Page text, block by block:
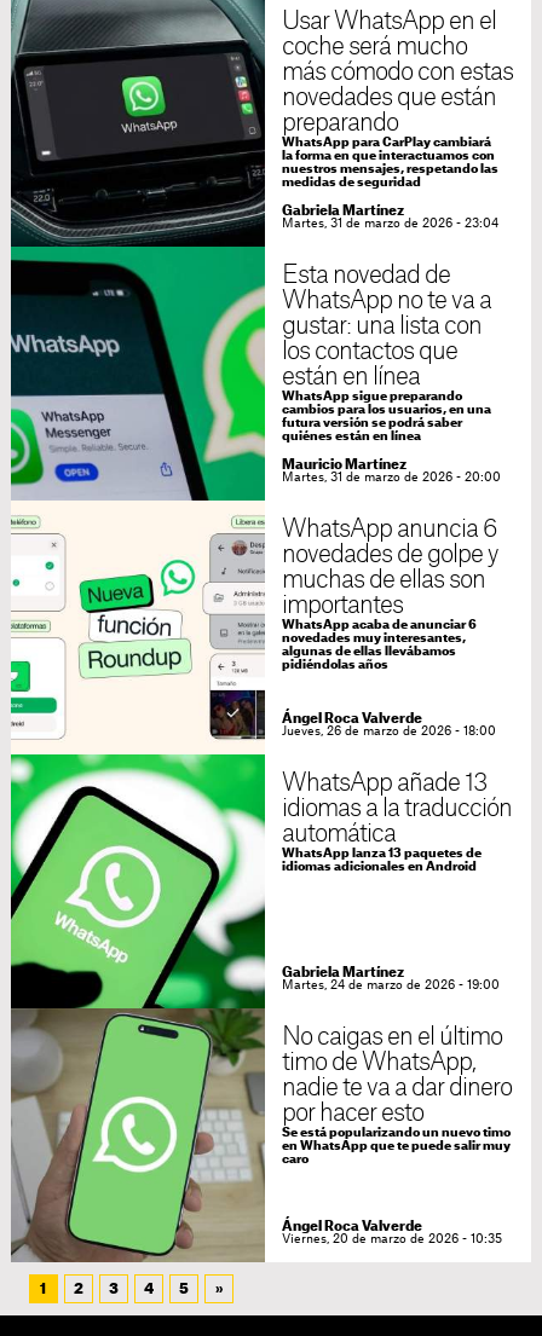
Usar WhatsApp en el
coche será mucho
más cómodo con estas
novedades que están
preparando
WhatsApp para CarPlay cambiará
la forma en que interactuamos con
nuestros mensajes, respetando las
medidas de seguridad
Gabriela Martínez
Martes, 31 de marzo de 2026 - 23:04
Esta novedad de
WhatsApp no te va a
gustar: una lista con
los contactos que
están en línea
WhatsApp sigue preparando
cambios para los usuarios, en una
futura versión se podrá saber
quiénes están en línea
Mauricio Martínez
Martes, 31 de marzo de 2026 - 20:00
WhatsApp anuncia 6
novedades de golpe y
muchas de ellas son
importantes
WhatsApp acaba de anunciar 6
novedades muy interesantes,
algunas de ellas llevábamos
pidiéndolas años
Ángel Roca Valverde
Jueves, 26 de marzo de 2026 - 18:00
WhatsApp añade 13
idiomas a la traducción
automática
WhatsApp lanza 13 paquetes de
idiomas adicionales en Android
Gabriela Martínez
Martes, 24 de marzo de 2026 - 19:00
No caigas en el último
timo de WhatsApp,
nadie te va a dar dinero
por hacer esto
Se está popularizando un nuevo timo
en WhatsApp que te puede salir muy
caro
Ángel Roca Valverde
Viernes, 20 de marzo de 2026 - 10:35
1 2 3 4 5 »